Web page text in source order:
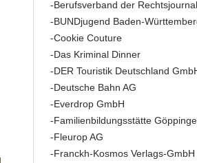
-Berufsverband der
-BUNDjugend Baden-
-Cookie Couture
-Das Kriminal Dinner
-DER Touristik Deutschland
-Deutsche Bahn AG
-Everdrop GmbH
-Familienbildungsstätte
-Fleurop AG
-Franckh-Kosmos Verlags-GmbH